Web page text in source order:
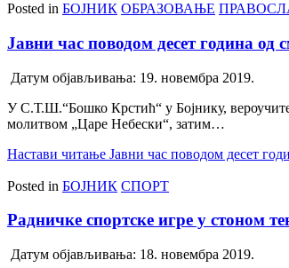
Posted in БОЈНИК ОБРАЗОВАЊЕ
Јавни час поводом десет година
Датум објављивања: 19. новембра 2019.
У С.Т.Ш.“Бошко Крстић“ у Бојнику,
молитвом „Царе Небески“, затим…
Настави читање Јавни час поводом десет
Posted in БОЈНИК СПОРТ
Радничке спортске игре у стоном
Датум објављивања: 18. новембра 2019.